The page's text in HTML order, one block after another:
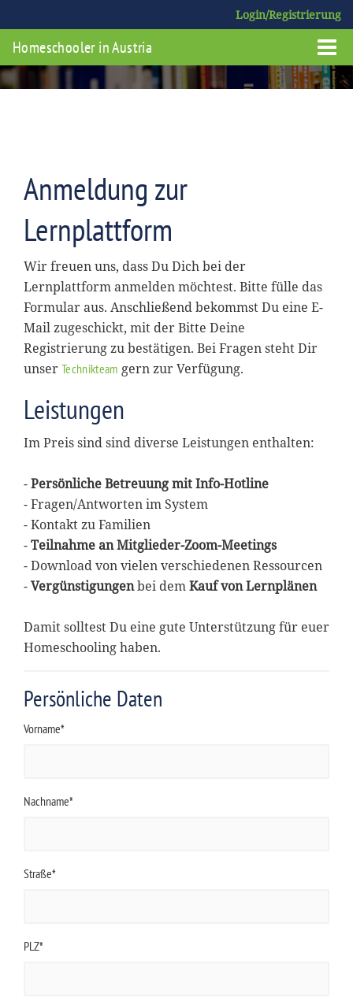
Login/Registrierung
Homeschooler in Austria
Anmeldung zur
Lernplattform
Wir freuen uns, dass Du Dich bei der
Lernplattform anmelden möchtest. Bitte fülle das
Formular aus. Anschließend bekommst Du eine E-
Mail zugeschickt, mit der Bitte Deine
Registrierung zu bestätigen. Bei Fragen steht Dir
unser Technikteam gern zur Verfügung.
Leistungen
Im Preis sind sind diverse Leistungen enthalten:
-Persönliche Betreuung mit Info-Hotline
- Fragen/Antworten im System
- Kontakt zu Familien
-Teilnahme an Mitglieder-Zoom-Meetings
- Download von vielen verschiedenen Ressourcen
-Vergünstigungenbei demKauf von Lernplänen
Damit solltest Du eine gute Unterstützung für euer
Homeschooling haben.
Persönliche Daten
Vorname*
Nachname*
Straße*
PLZ*